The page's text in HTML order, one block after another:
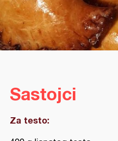
Sastojci
Za testo: